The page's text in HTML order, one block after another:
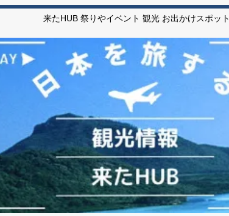
来たHUB 祭りやイベント 観光 お出かけスポット